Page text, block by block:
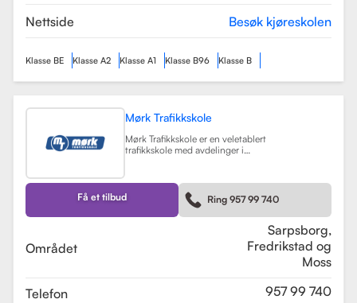
Nettside Besøk kjøreskolen
Klasse BE Klasse A2 Klasse A1 Klasse B96 Klasse B
Mørk Trafikkskole
Mørk Trafikkskole er en veletablert
trafikkskole med avdelinger i
på undervisningen, og har fått
positive tilbakemeldinger fra elever,
med vurderinger som 5.0 i
Sarpsborg og 4.4 i Fredrikstad.
Få et tilbud Ring 957 99 740
Området
Sarpsborg,
Fredrikstad og
Moss
Telefon
957 99 740